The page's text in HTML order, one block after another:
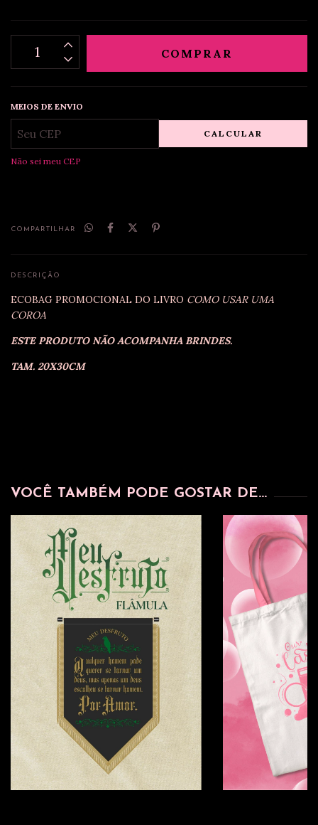
MEIOS DE ENVIO
CALCULAR
Não sei meu CEP
COMPARTILHAR
DESCRIÇÃO
ECOBAG PROMOCIONAL DO LIVRO COMO USAR UMA
COROA
ESTE PRODUTO NÃO ACOMPANHA BRINDES.
TAM. 20X30CM
VOCÊ TAMBÉM PODE GOSTAR DE...